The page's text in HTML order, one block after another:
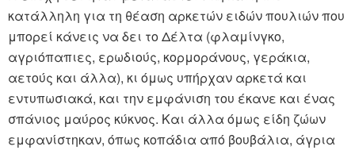
κατάλληλη για τη θέαση αρκετών ειδών πουλιών που
μπορεί κάνεις να δει το Δέλτα (φλαμίνγκο,
αγριόπαπιες, ερωδιούς, κορμοράνους, γεράκια,
αετούς και άλλα), κι όμως υπήρχαν αρκετά και
εντυπωσιακά, και την εμφάνιση του έκανε και ένας
σπάνιος μαύρος κύκνος. Και άλλα όμως είδη ζώων
εμφανίστηκαν, όπως κοπάδια από βουβάλια, άγρια